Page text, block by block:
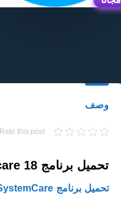
وصف
Rate this post
تحميل برنامج Advanced Systemcare 18 التفعيل مدى الحياة
تحميل برنامج Advanced SystemCare